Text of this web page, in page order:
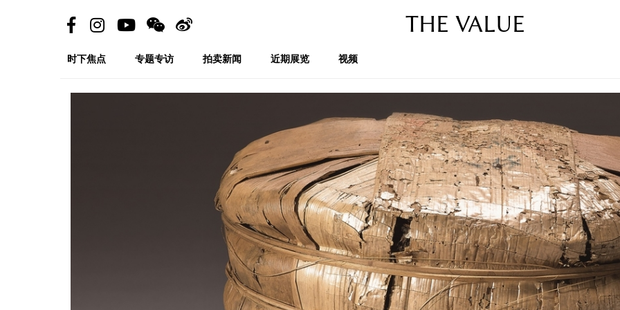
THE VALUE
时下焦点 专题专访 拍卖新闻 近期展览 视频